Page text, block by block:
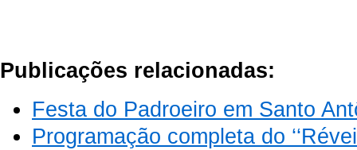
Publicações relacionadas:
Festa do Padroeiro em Santo
Programação completa do